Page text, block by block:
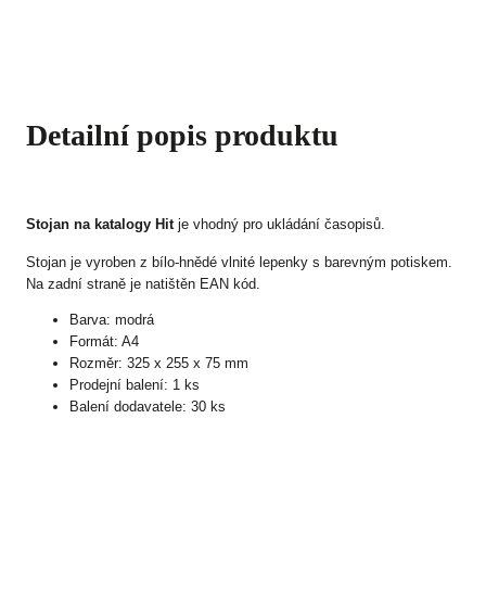
Detailní popis produktu
Stojan na katalogy Hit je vhodný pro ukládání časopisů.
Stojan je vyroben z bílo-hnědé vlnité lepenky s barevným potiskem.
Na zadní straně je natištěn EAN kód.
Barva: modrá
Formát: A4
Rozměr: 325 x 255 x 75 mm
Prodejní balení: 1 ks
Balení dodavatele: 30 ks